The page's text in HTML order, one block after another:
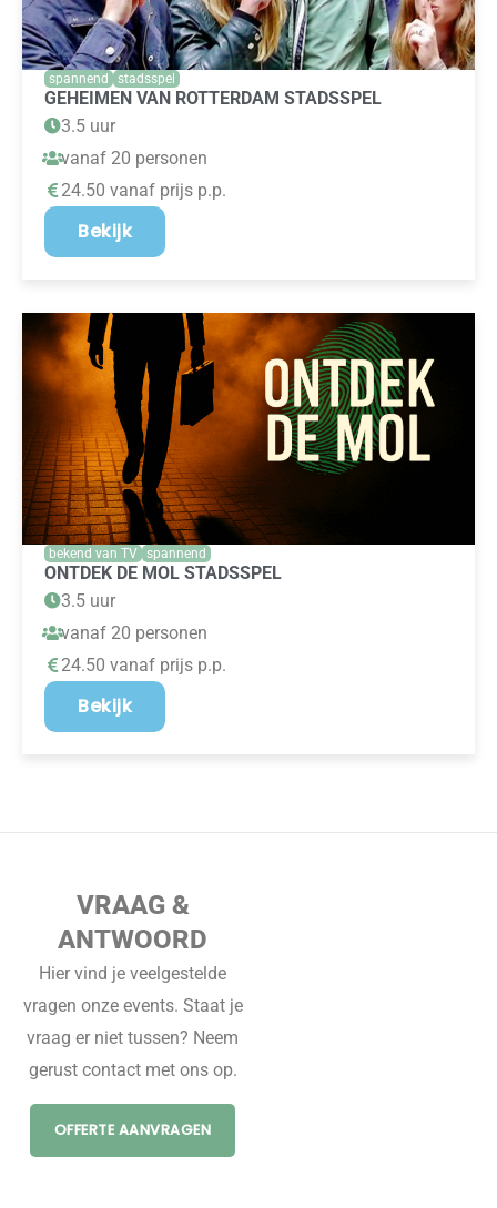
spannend stadsspel
GEHEIMEN VAN ROTTERDAM STADSSPEL
3.5 uur
vanaf 20 personen
24.50 vanaf prijs p.p.
Bekijk
bekend van TV spannend
ONTDEK DE MOL STADSSPEL
3.5 uur
vanaf 20 personen
24.50 vanaf prijs p.p.
Bekijk
VRAAG &
ANTWOORD
Hier vind je veelgestelde
vragen onze events. Staat je
vraag er niet tussen? Neem
gerust contact met ons op.
OFFERTE AANVRAGEN